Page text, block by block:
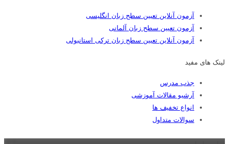
آزمون آنلاین تعیین سطح زبان انگلیسی
آزمون تعیین سطح زبان آلمانی
آزمون آنلاین تعیین سطح زبان ترکی استانبولی
لینک های مفید
جذب مدرس
آرشیو مقالات آموزشی
انواع تخفیف ها
سوالات متداول